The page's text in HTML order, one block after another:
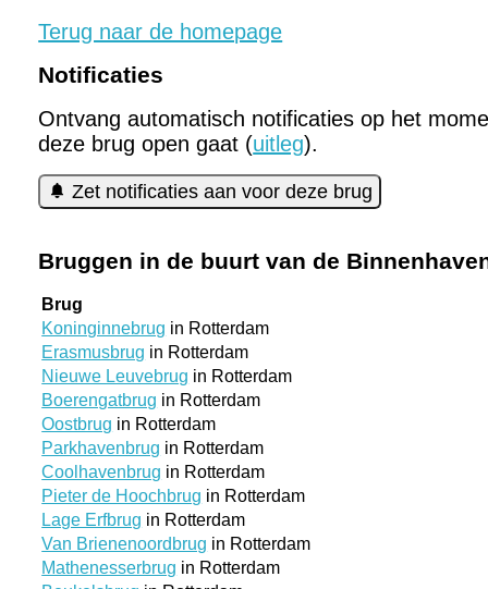
Terug naar de homepage
Notificaties
Ontvang automatisch notificaties op het
deze brug open gaat (uitleg).
Zet notificaties aan voor deze brug
Bruggen in de buurt van de
Brug
Koninginnebrug in Rotterdam
Erasmusbrug in Rotterdam
Nieuwe Leuvebrug in Rotterdam
Boerengatbrug in Rotterdam
Oostbrug in Rotterdam
Parkhavenbrug in Rotterdam
Coolhavenbrug in Rotterdam
Pieter de Hoochbrug in Rotterdam
Lage Erfbrug in Rotterdam
Van Brienenoordbrug in Rotterdam
Mathenesserbrug in Rotterdam